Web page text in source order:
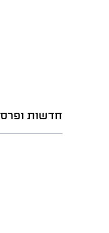
חדשות